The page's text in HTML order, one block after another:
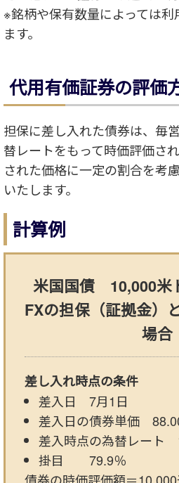
※銘柄や保有数量によっては
ます。
代用有価証券の評価
担保に差し入れた債券は、毎
替レートをもって時価評価さ
された価格に一定の割合を考
いたします。
計算例
米国国債 10,000米
FXの担保（証拠金）
場合
差し入れ時点の条件
差入日 7月1日
差入日の債券単価
差入時点の為替レート
掛目 79.9％
債券の時価評価額＝